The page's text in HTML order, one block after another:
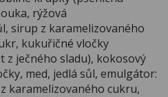
rýžová
sirup z karamelizovaného
kukuřičné vločky
z ječného sladu), kokosový
med, jedlá sůl, emulgátor:
karamelizovaného cukru,